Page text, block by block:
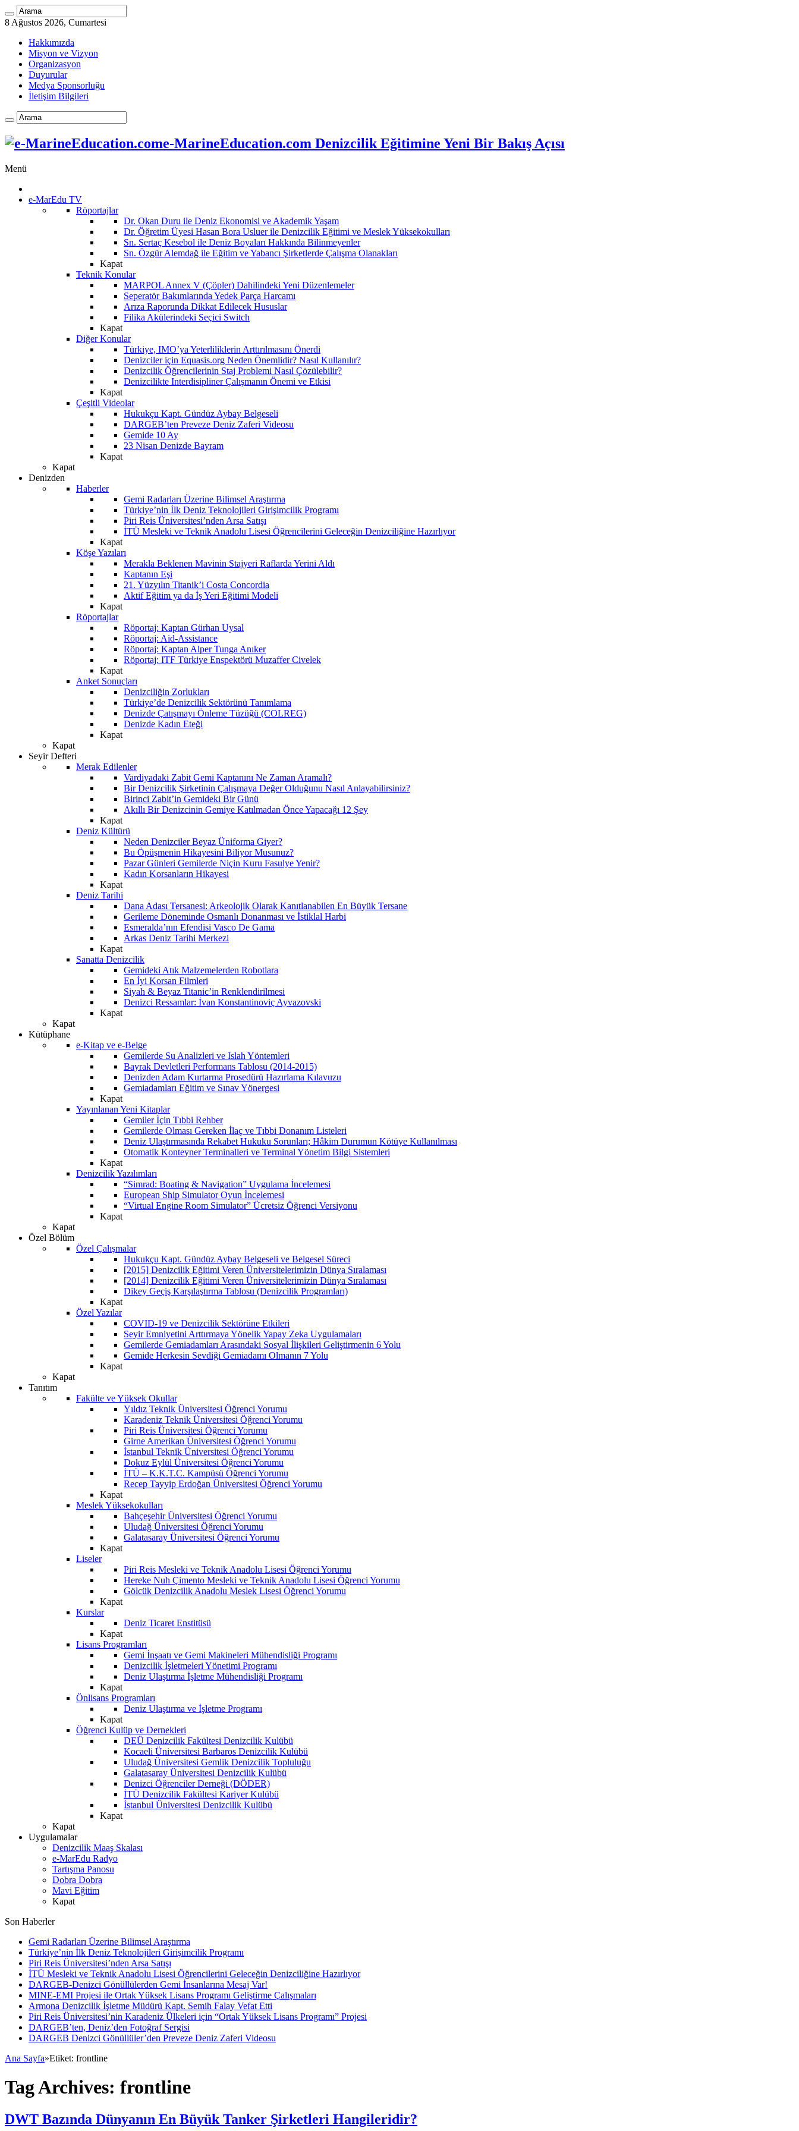
8 Ağustos 2026, Cumartesi
Hakkımızda
Misyon ve Vizyon
Organizasyon
Duyurular
Medya Sponsorluğu
İletişim Bilgileri
e-MarineEducation.com Denizcilik Eğitimine Yeni Bir Bakış Açısı
Menü
e-MarEdu TV
Röportajlar
Dr. Okan Duru ile Deniz Ekonomisi ve Akademik Yaşam
Dr. Öğretim Üyesi Hasan Bora Usluer ile Denizcilik Eğitimi ve Meslek Yüksekokulları
Sn. Sertaç Kesebol ile Deniz Boyaları Hakkında Bilinmeyenler
Sn. Özgür Alemdağ ile Eğitim ve Yabancı Şirketlerde Çalışma Olanakları
Kapat
Teknik Konular
MARPOL Annex V (Çöpler) Dahilindeki Yeni Düzenlemeler
Seperatör Bakımlarında Yedek Parça Harcamı
Arıza Raporunda Dikkat Edilecek Hususlar
Filika Akülerindeki Seçici Switch
Kapat
Diğer Konular
Türkiye, IMO’ya Yeterliliklerin Arttırılmasını Önerdi
Denizciler için Equasis.org Neden Önemlidir? Nasıl Kullanılır?
Denizcilik Öğrencilerinin Staj Problemi Nasıl Çözülebilir?
Denizcilikte Interdisipliner Çalışmanın Önemi ve Etkisi
Kapat
Çeşitli Videolar
Hukukçu Kapt. Gündüz Aybay Belgeseli
DARGEB’ten Preveze Deniz Zaferi Videosu
Gemide 10 Ay
23 Nisan Denizde Bayram
Kapat
Kapat
Denizden
Haberler
Gemi Radarları Üzerine Bilimsel Araştırma
Türkiye’nin İlk Deniz Teknolojileri Girişimcilik Programı
Piri Reis Üniversitesi’nden Arsa Satışı
İTÜ Mesleki ve Teknik Anadolu Lisesi Öğrencilerini Geleceğin Denizciliğine Hazırlıyor
Kapat
Köşe Yazıları
Merakla Beklenen Mavinin Stajyeri Raflarda Yerini Aldı
Kaptanın Eşi
21. Yüzyılın Titanik’i Costa Concordia
Aktif Eğitim ya da İş Yeri Eğitimi Modeli
Kapat
Röportajlar
Röportaj: Kaptan Gürhan Uysal
Röportaj: Aid-Assistance
Röportaj: Kaptan Alper Tunga Anıker
Röportaj: ITF Türkiye Enspektörü Muzaffer Civelek
Kapat
Anket Sonuçları
Denizciliğin Zorlukları
Türkiye’de Denizcilik Sektörünü Tanımlama
Denizde Çatışmayı Önleme Tüzüğü (COLREG)
Denizde Kadın Eteği
Kapat
Kapat
Seyir Defteri
Merak Edilenler
Vardiyadaki Zabit Gemi Kaptanını Ne Zaman Aramalı?
Bir Denizcilik Şirketinin Çalışmaya Değer Olduğunu Nasıl Anlayabilirsiniz?
Birinci Zabit’in Gemideki Bir Günü
Akıllı Bir Denizcinin Gemiye Katılmadan Önce Yapacağı 12 Şey
Kapat
Deniz Kültürü
Neden Denizciler Beyaz Üniforma Giyer?
Bu Öpüşmenin Hikayesini Biliyor Musunuz?
Pazar Günleri Gemilerde Niçin Kuru Fasulye Yenir?
Kadın Korsanların Hikayesi
Kapat
Deniz Tarihi
Dana Adası Tersanesi: Arkeolojik Olarak Kanıtlanabilen En Büyük Tersane
Gerileme Döneminde Osmanlı Donanması ve İstiklal Harbi
Esmeralda’nın Efendisi Vasco De Gama
Arkas Deniz Tarihi Merkezi
Kapat
Sanatta Denizcilik
Gemideki Atık Malzemelerden Robotlara
En İyi Korsan Filmleri
Siyah & Beyaz Titanic’in Renklendirilmesi
Denizci Ressamlar: İvan Konstantinoviç Ayvazovski
Kapat
Kapat
Kütüphane
e-Kitap ve e-Belge
Gemilerde Su Analizleri ve Islah Yöntemleri
Bayrak Devletleri Performans Tablosu (2014-2015)
Denizden Adam Kurtarma Prosedürü Hazırlama Kılavuzu
Gemiadamları Eğitim ve Sınav Yönergesi
Kapat
Yayınlanan Yeni Kitaplar
Gemiler İçin Tıbbi Rehber
Gemilerde Olması Gereken İlaç ve Tıbbi Donanım Listeleri
Deniz Ulaştırmasında Rekabet Hukuku Sorunları; Hâkim Durumun Kötüye Kullanılması
Otomatik Konteyner Terminalleri ve Terminal Yönetim Bilgi Sistemleri
Kapat
Denizcilik Yazılımları
“Simrad: Boating & Navigation” Uygulama İncelemesi
European Ship Simulator Oyun İncelemesi
“Virtual Engine Room Simulator” Ücretsiz Öğrenci Versiyonu
Kapat
Kapat
Özel Bölüm
Özel Çalışmalar
Hukukçu Kapt. Gündüz Aybay Belgeseli ve Belgesel Süreci
[2015] Denizcilik Eğitimi Veren Üniversitelerimizin Dünya Sıralaması
[2014] Denizcilik Eğitimi Veren Üniversitelerimizin Dünya Sıralaması
Dikey Geçiş Karşılaştırma Tablosu (Denizcilik Programları)
Kapat
Özel Yazılar
COVID-19 ve Denizcilik Sektörüne Etkileri
Seyir Emniyetini Arttırmaya Yönelik Yapay Zeka Uygulamaları
Gemilerde Gemiadamları Arasındaki Sosyal İlişkileri Geliştirmenin 6 Yolu
Gemide Herkesin Sevdiği Gemiadamı Olmanın 7 Yolu
Kapat
Kapat
Tanıtım
Fakülte ve Yüksek Okullar
Yıldız Teknik Üniversitesi Öğrenci Yorumu
Karadeniz Teknik Üniversitesi Öğrenci Yorumu
Piri Reis Üniversitesi Öğrenci Yorumu
Girne Amerikan Üniversitesi Öğrenci Yorumu
İstanbul Teknik Üniversitesi Öğrenci Yorumu
Dokuz Eylül Üniversitesi Öğrenci Yorumu
İTÜ – K.K.T.C. Kampüsü Öğrenci Yorumu
Recep Tayyip Erdoğan Üniversitesi Öğrenci Yorumu
Kapat
Meslek Yüksekokulları
Bahçeşehir Üniversitesi Öğrenci Yorumu
Uludağ Üniversitesi Öğrenci Yorumu
Galatasaray Üniversitesi Öğrenci Yorumu
Kapat
Liseler
Piri Reis Mesleki ve Teknik Anadolu Lisesi Öğrenci Yorumu
Hereke Nuh Çimento Mesleki ve Teknik Anadolu Lisesi Öğrenci Yorumu
Gölcük Denizcilik Anadolu Meslek Lisesi Öğrenci Yorumu
Kapat
Kurslar
Deniz Ticaret Enstitüsü
Kapat
Lisans Programları
Gemi İnşaatı ve Gemi Makineleri Mühendisliği Programı
Denizcilik İşletmeleri Yönetimi Programı
Deniz Ulaştırma İşletme Mühendisliği Programı
Kapat
Önlisans Programları
Deniz Ulaştırma ve İşletme Programı
Kapat
Öğrenci Kulüp ve Dernekleri
DEÜ Denizcilik Fakültesi Denizcilik Kulübü
Kocaeli Üniversitesi Barbaros Denizcilik Kulübü
Uludağ Üniversitesi Gemlik Denizcilik Topluluğu
Galatasaray Üniversitesi Denizcilik Kulübü
Denizci Öğrenciler Derneği (DÖDER)
İTÜ Denizcilik Fakültesi Kariyer Kulübü
İstanbul Üniversitesi Denizcilik Kulübü
Kapat
Kapat
Uygulamalar
Denizcilik Maaş Skalası
e-MarEdu Radyo
Tartışma Panosu
Dobra Dobra
Mavi Eğitim
Kapat
Son Haberler
Gemi Radarları Üzerine Bilimsel Araştırma
Türkiye’nin İlk Deniz Teknolojileri Girişimcilik Programı
Piri Reis Üniversitesi’nden Arsa Satışı
İTÜ Mesleki ve Teknik Anadolu Lisesi Öğrencilerini Geleceğin Denizciliğine Hazırlıyor
DARGEB-Denizci Gönüllülerden Gemi İnsanlarına Mesaj Var!
MINE-EMI Projesi ile Ortak Yüksek Lisans Programı Geliştirme Çalışmaları
Armona Denizcilik İşletme Müdürü Kapt. Semih Falay Vefat Etti
Piri Reis Üniversitesi’nin Karadeniz Ülkeleri için “Ortak Yüksek Lisans Programı” Projesi
DARGEB’ten, Deniz’den Fotoğraf Sergisi
DARGEB Denizci Gönüllüler’den Preveze Deniz Zaferi Videosu
Ana Sayfa»Etiket: frontline
Tag Archives: frontline
DWT Bazında Dünyanın En Büyük Tanker Şirketleri Hangileridir?